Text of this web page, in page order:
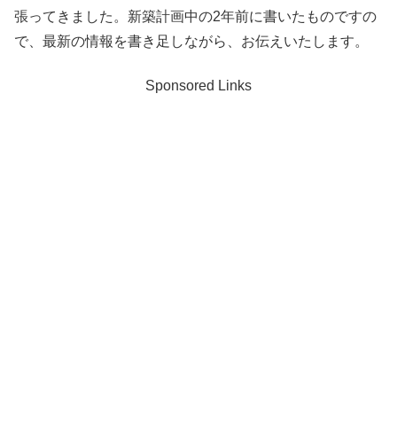
張ってきました。新築計画中の2年前に書いたものですの
で、最新の情報を書き足しながら、お伝えいたします。
Sponsored Links